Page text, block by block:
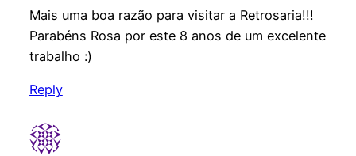
Mais uma boa razão para visitar a Retrosaria!!!
Parabéns Rosa por este 8 anos de um excelente
trabalho :)
Reply